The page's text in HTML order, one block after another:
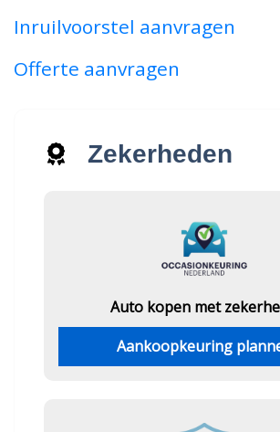
Inruilvoorstel aanvragen
Offerte aanvragen
Zekerheden
Auto kopen met
Aankoopkeuring